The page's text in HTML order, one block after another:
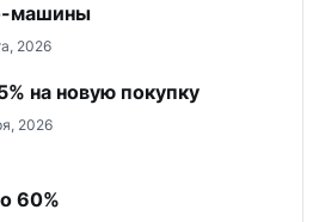
машины
2026
на новую покупку
2026
60%